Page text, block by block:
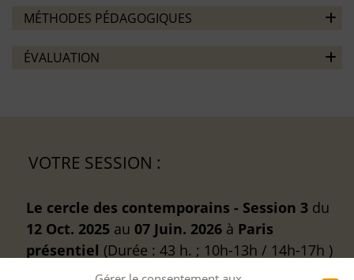
MÉTHODES PÉDAGOGIQUES
ÉVALUATION
VOTRE SESSION :
Le cercle des contemporains - Session 3 du
12 Oct. 2025 au 07 Juin. 2026 à Paris
présentiel (Durée : 43 h. ; 10h-13h / 14h-17h )